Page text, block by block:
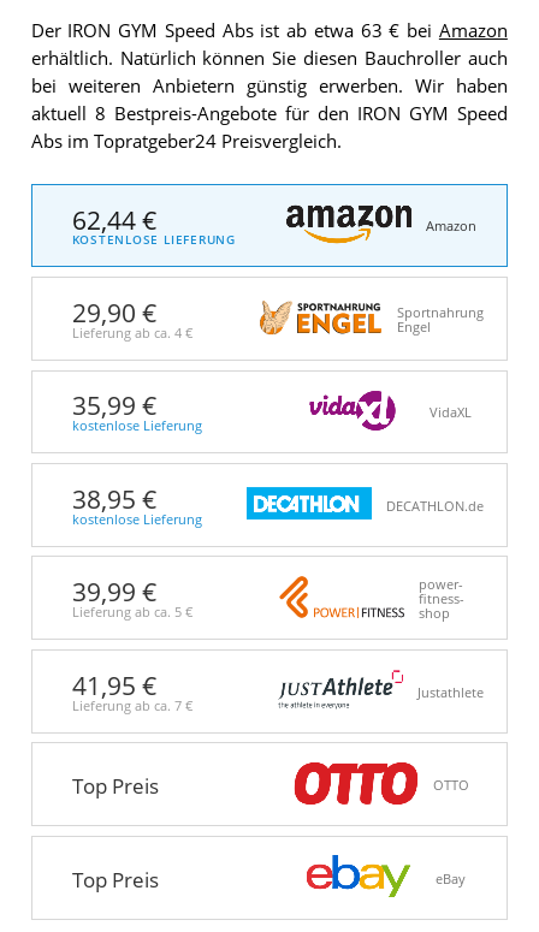
Der IRON GYM Speed Abs ist ab etwa 63 € bei Amazon
erhältlich. Natürlich können Sie diesen Bauchroller auch
bei weiteren Anbietern günstig erwerben. Wir haben
aktuell 8 Bestpreis-Angebote für den IRON GYM Speed
Abs im Topratgeber24 Preisvergleich.
62,44 €
KOSTENLOSE LIEFERUNG
Amazon
29,90 €
Lieferung ab ca. 4 €
Sportnahrung
Engel
35,99 €
kostenlose Lieferung
VidaXL
38,95 €
kostenlose Lieferung
DECATHLON.de
39,99 €
Lieferung ab ca. 5 €
power-
fitness-
shop
41,95 €
Lieferung ab ca. 7 €
Justathlete
Top Preis OTTO
Top Preis eBay